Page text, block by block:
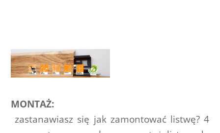
MONTAŻ:
zastanawiasz się jak zamontować listwę? 4